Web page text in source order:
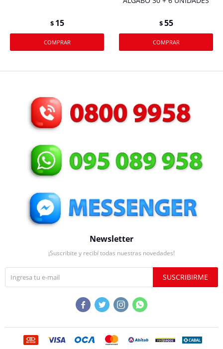
$ 15 $55
Newsletter
¡Suscribite y recibí todas nuestras novedades!
SUSCRIBIRME
   